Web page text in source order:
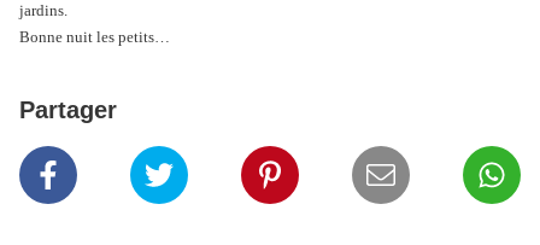
jardins.
Bonne nuit les petits…
Partager